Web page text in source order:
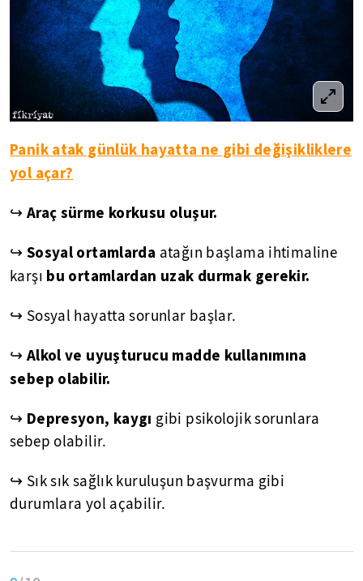
Panik atak günlük hayatta ne gibi değişikliklere
yol açar?
↪ Araç sürme korkusu oluşur.
↪ Sosyal ortamlarda atağın başlama ihtimaline
karşı bu ortamlardan uzak durmak gerekir.
↪ Sosyal hayatta sorunlar başlar.
↪ Alkol ve uyuşturucu madde kullanımına
sebep olabilir.
↪ Depresyon, kaygı gibi psikolojik sorunlara
sebep olabilir.
↪ Sık sık sağlık kuruluşun başvurma gibi
durumlara yol açabilir.